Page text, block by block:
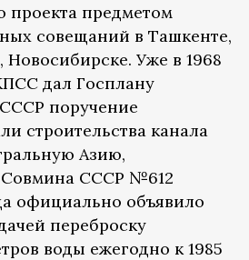
проекта предметом
совещаний в Ташкенте,
Новосибирске. Уже в 1968
дал Госплану
поручение
строительства канала
Азию,
Совмина СССР №612
официально объявило
переброску
воды ежегодно к 1985